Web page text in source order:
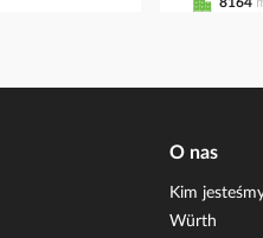
O nas
Kim
Würth